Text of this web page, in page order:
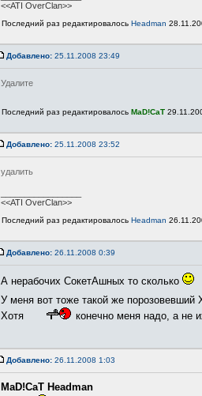
<<ATI OverClan>>
Последний раз редактировалось Headman
Добавлено: 25.11.2008 23:49
Удалите
Последний раз редактировалось MaD!CaT
Добавлено: 25.11.2008 23:52
удалить
<<ATI OverClan>>
Последний раз редактировалось Headman
Добавлено: 26.11.2008 0:39
А нерабочих СокетАшных то сколько
У меня вот тоже такой же
Хотя
конечно меня надо, а не
Добавлено: 26.11.2008 1:03
MaD!CaT Headman